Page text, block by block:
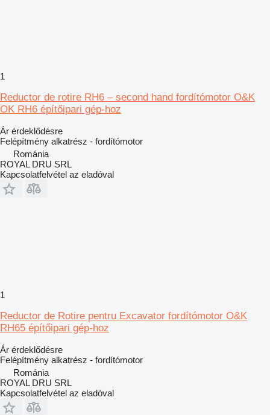
1
Reductor de rotire RH6 – second hand fordítómotor O&K
OK RH6 építőipari gép-hoz
Ár érdeklődésre
Felépítmény alkatrész - fordítómotor
Románia
ROYAL DRU SRL
Kapcsolatfelvétel az eladóval
1
Reductor de Rotire pentru Excavator fordítómotor O&K
RH65 építőipari gép-hoz
Ár érdeklődésre
Felépítmény alkatrész - fordítómotor
Románia
ROYAL DRU SRL
Kapcsolatfelvétel az eladóval